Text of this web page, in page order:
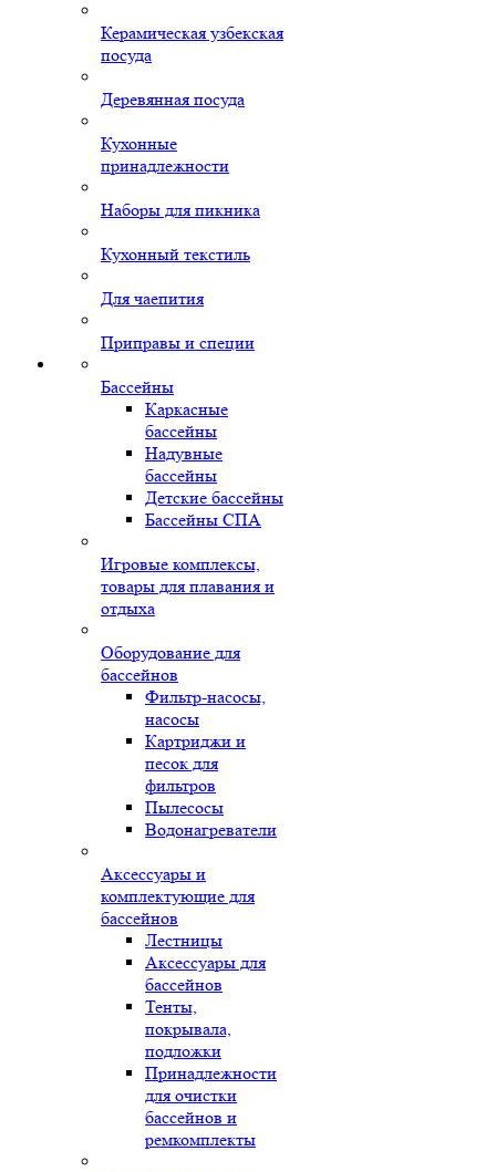
Керамическая узбекская
посуда
Деревянная посуда
Кухонные
принадлежности
Наборы для пикника
Кухонный текстиль
Для чаепития
Приправы и специи
Бассейны
Каркасные
бассейны
Надувные
бассейны
Детские бассейны
Бассейны СПА
Игровые комплексы,
товары для плавания и
отдыха
Оборудование для
бассейнов
Фильтр-насосы,
насосы
Картриджи и
песок для
фильтров
Пылесосы
Водонагреватели
Аксессуары и
комплектующие для
бассейнов
Лестницы
Аксессуары для
бассейнов
Тенты,
покрывала,
подложки
Принадлежности
для очистки
бассейнов и
ремкомплекты